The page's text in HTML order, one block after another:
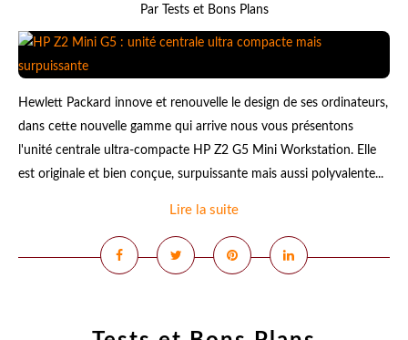
Par Tests et Bons Plans
Hewlett Packard innove et renouvelle le design de ses ordinateurs,
dans cette nouvelle gamme qui arrive nous vous présentons
l'unité centrale ultra-compacte HP Z2 G5 Mini Workstation. Elle
est originale et bien conçue, surpuissante mais aussi polyvalente...
Lire la suite